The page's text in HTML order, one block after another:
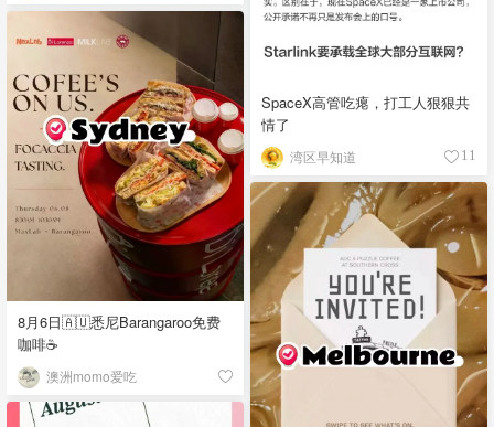
SpaceX高管吃瘪，打工人狠狠共
情了
湾区早知道 11
8月6日🇦🇺悉尼Barangaroo免费
咖啡☕
澳洲momo爱吃